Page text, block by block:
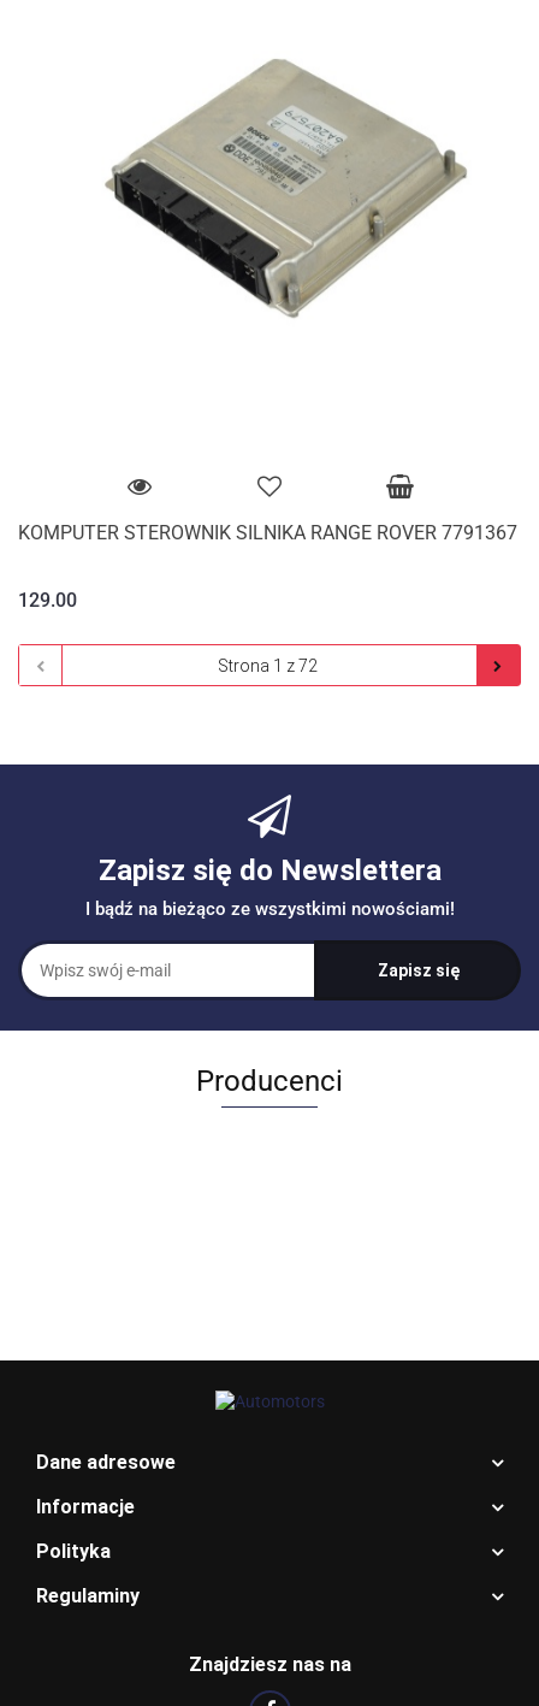
KOMPUTER STEROWNIK SILNIKA RANGE ROVER 7791367
129.00
Zapisz się do Newslettera
I bądź na bieżąco ze wszystkimi nowościami!
Producenci
BENTLEY
Dane adresowe
Informacje
Polityka
Regulaminy
Znajdziesz nas na